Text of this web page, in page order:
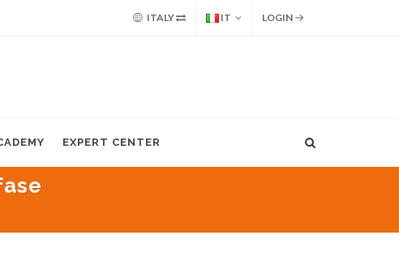
ITALY IT LOGIN
EXPERT CENTER